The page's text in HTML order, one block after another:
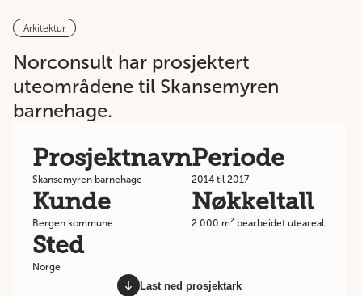
Arkitektur
Norconsult har prosjektert
uteområdene til Skansemyren
barnehage.
Prosjektnavn
Skansemyren barnehage
Kunde
Bergen kommune
Sted
Norge
Periode
2014 til 2017
Nøkkeltall
2 000 m² bearbeidet uteareal.
Last ned prosjektark